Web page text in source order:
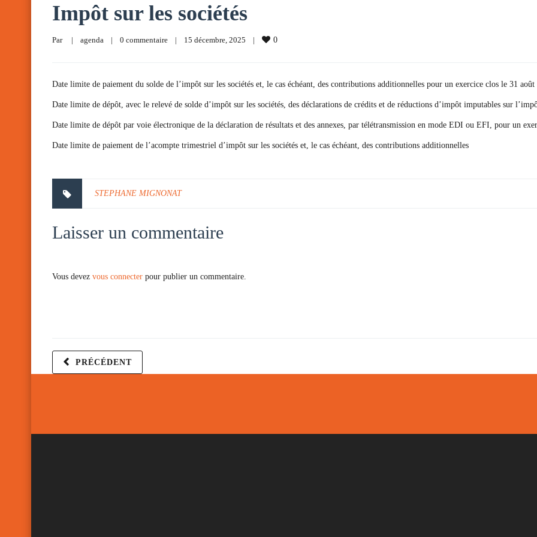
Impôt sur les sociétés
Par | agenda | 0 commentaire | 15 décembre, 2025 | 0
Date limite de paiement du solde de l’impôt sur les sociétés et, le cas échéant, des contributions additionnelles pour un exercice clos le 31 août
Date limite de dépôt, avec le relevé de solde d’impôt sur les sociétés, des déclarations de crédits et de réductions d’impôt imputables sur
Date limite de dépôt par voie électronique de la déclaration de résultats et des annexes, par télétransmission en mode EDI ou EFI, pour un
Date limite de paiement de l’acompte trimestriel d’impôt sur les sociétés et, le cas échéant, des contributions additionnelles
STEPHANE MIGNONAT
Laisser un commentaire
Vous devez vous connecter pour publier un commentaire.
PRÉCÉDENT